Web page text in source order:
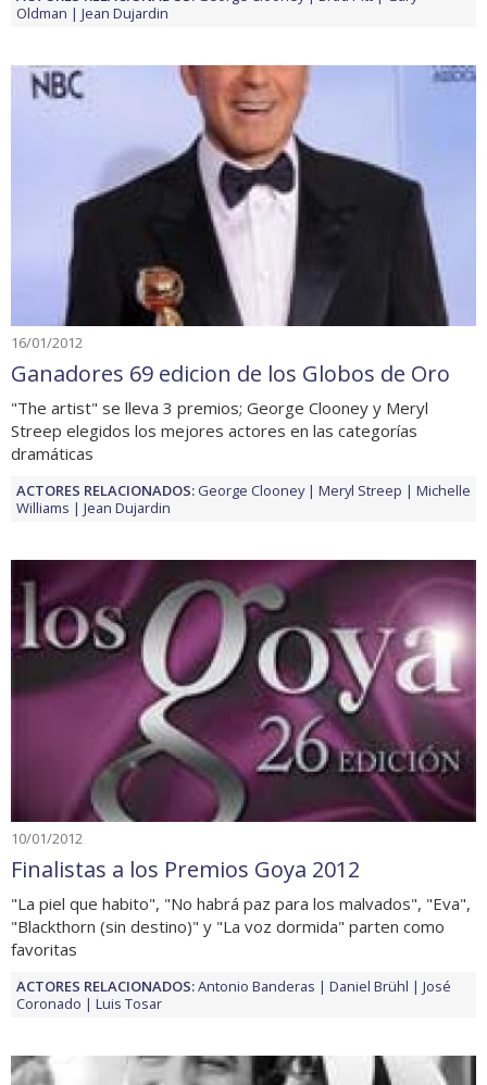
Oldman
Jean Dujardin
16/01/2012
Ganadores 69 edicion de los Globos de Oro
"The artist" se lleva 3 premios; George Clooney y Meryl
Streep elegidos los mejores actores en las categorías
dramáticas
ACTORES RELACIONADOS: George Clooney Meryl Streep
Michelle
Williams
Jean Dujardin
10/01/2012
Finalistas a los Premios Goya 2012
"La piel que habito", "No habrá paz para los malvados", "Eva",
"Blackthorn (sin destino)" y "La voz dormida" parten como
favoritas
ACTORES RELACIONADOS:Antonio Banderas Daniel Brühl
José
Coronado
Luis Tosar